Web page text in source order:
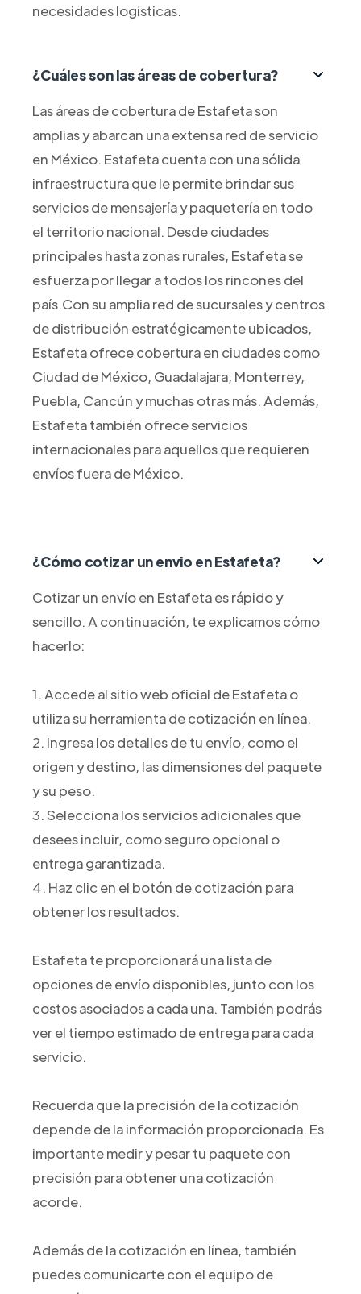
necesidades logísticas.
¿Cuáles son las áreas de cobertura?
Las áreas de cobertura de Estafeta son
amplias y abarcan una extensa red de servicio
en México. Estafeta cuenta con una sólida
infraestructura que le permite brindar sus
servicios de mensajería y paquetería en todo
el territorio nacional. Desde ciudades
principales hasta zonas rurales, Estafeta se
esfuerza por llegar a todos los rincones del
país.Con su amplia red de sucursales y centros
de distribución estratégicamente ubicados,
Estafeta ofrece cobertura en ciudades como
Ciudad de México, Guadalajara, Monterrey,
Puebla, Cancún y muchas otras más. Además,
Estafeta también ofrece servicios
internacionales para aquellos que requieren
envíos fuera de México.
¿Cómo cotizar un envio en Estafeta?
Cotizar un envío en Estafeta es rápido y
sencillo. A continuación, te explicamos cómo
hacerlo:
1. Accede al sitio web oficial de Estafeta o
utiliza su herramienta de cotización en línea.
2. Ingresa los detalles de tu envío, como el
origen y destino, las dimensiones del paquete
y su peso.
3. Selecciona los servicios adicionales que
desees incluir, como seguro opcional o
entrega garantizada.
4. Haz clic en el botón de cotización para
obtener los resultados.
Estafeta te proporcionará una lista de
opciones de envío disponibles, junto con los
costos asociados a cada una. También podrás
ver el tiempo estimado de entrega para cada
servicio.
Recuerda que la precisión de la cotización
depende de la información proporcionada. Es
importante medir y pesar tu paquete con
precisión para obtener una cotización
acorde.
Además de la cotización en línea, también
puedes comunicarte con el equipo de